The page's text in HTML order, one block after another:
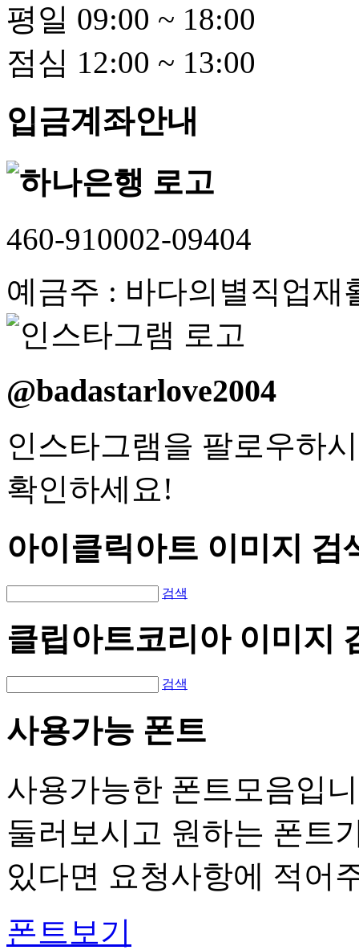
평일 09:00 ~ 18:00
점심 12:00 ~ 13:00
입금계좌안내
460-910002-09404
예금주 : 바다의별직업재
@badastarlove2004
인스타그램을 팔로우하
확인하세요!
아이클릭아트 이미지 검
검색
클립아트코리아 이미지
검색
사용가능 폰트
사용가능한 폰트모음입
둘러보시고 원하는 폰트
있다면 요청사항에 적어
폰트보기